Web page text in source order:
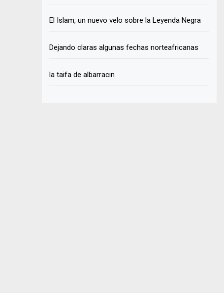
El Islam, un nuevo velo sobre la Leyenda Negra
Dejando claras algunas fechas norteafricanas
la taifa de albarracin